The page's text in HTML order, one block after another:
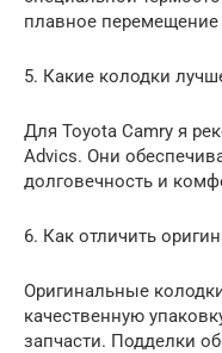
плавное перемещение
5. Какие колодки
Для Toyota Camry я
Advics. Они
долговечность и
6. Как отличить
Оригинальные
качественную
запчасти. Подделки